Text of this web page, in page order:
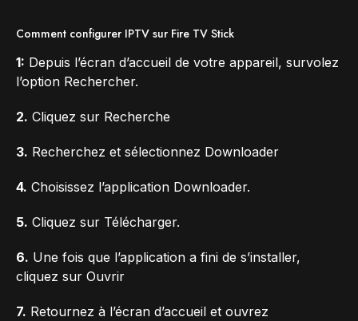
Comment configurer IPTV sur Fire TV Stick
1: Depuis l’écran d’accueil de votre appareil, survolez
l’option Rechercher.
2. Cliquez sur Recherche
3. Recherchez et sélectionnez Downloader
4. Choisissez l’application Downloader.
5. Cliquez sur Télécharger.
6. Une fois que l’application a fini de s’installer,
cliquez sur Ouvrir
7. Retournez à l’écran d’accueil et ouvrez